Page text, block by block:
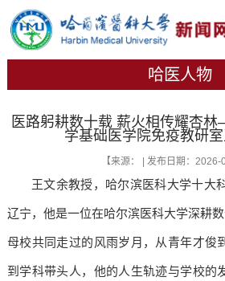
哈医人物
医路躬耕数十载 薪火相传耀杏
学基础医学院免疫教研
【来源： | 发布日期：2026-
王文余教授，哈尔滨医科大学十大
辽宁，他是一位在哈尔滨医科大学深耕
母校共同走过的风雨岁月，从青年才俊
到学科带头人，他的人生轨迹与学校的